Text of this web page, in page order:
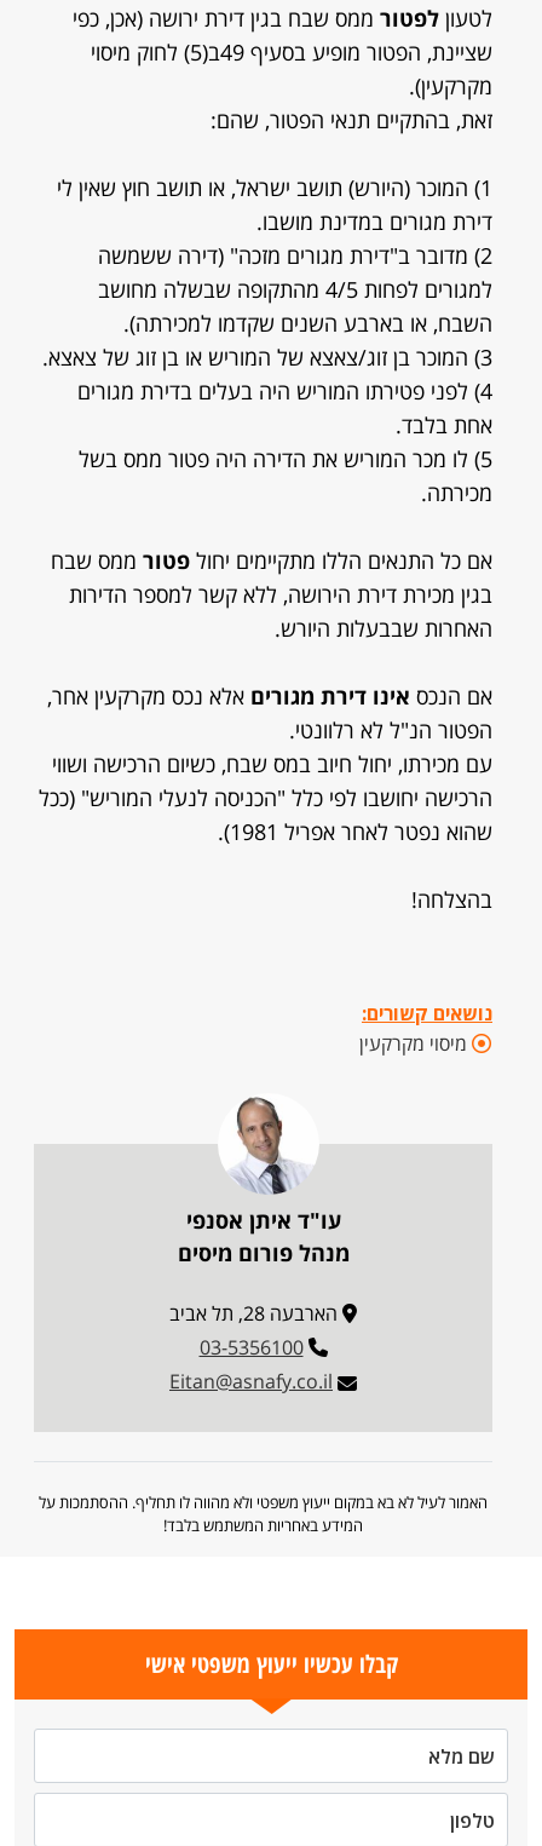
לטעון לפטור ממס שבח בגין דירת ירושה (אכן, כפי
שציינת, הפטור מופיע בסעיף 49ב(5) לחוק מיסוי
מקרקעין).
זאת, בהתקיים תנאי הפטור, שהם:
1) המוכר (היורש) תושב ישראל, או תושב חוץ שאין לי
דירת מגורים במדינת מושבו.
2) מדובר ב"דירת מגורים מזכה" (דירה ששמשה
למגורים לפחות 4/5 מהתקופה שבשלה מחושב
השבח, או בארבע השנים שקדמו למכירתה).
3) המוכר בן זוג/צאצא של המוריש או בן זוג של צאצא.
4) לפני פטירתו המוריש היה בעלים בדירת מגורים
אחת בלבד.
5) לו מכר המוריש את הדירה היה פטור ממס בשל
מכירתה.
אם כל התנאים הללו מתקיימים יחול פטור ממס שבח
בגין מכירת דירת הירושה, ללא קשר למספר הדירות
האחרות שבבעלות היורש.
אם הנכס אינו דירת מגורים אלא נכס מקרקעין אחר,
הפטור הנ"ל לא רלוונטי.
עם מכירתו, יחול חיוב במס שבח, כשיום הרכישה ושווי
הרכישה יחושבו לפי כלל "הכניסה לנעלי המוריש" (ככל
שהוא נפטר לאחר אפריל 1981).
בהצלחה!
נושאים קשורים:
מיסוי מקרקעין
עו"ד איתן אסנפי
מנהל פורום מיסים
הארבעה 28, תל אביב
03-5356100
Eitan@asnafy.co.il
האמור לעיל לא בא במקום ייעוץ משפטי ולא מהווה לו תחליף. ההסתמכות על
המידע באחריות המשתמש בלבד!
קבלו עכשיו ייעוץ משפטי אישי